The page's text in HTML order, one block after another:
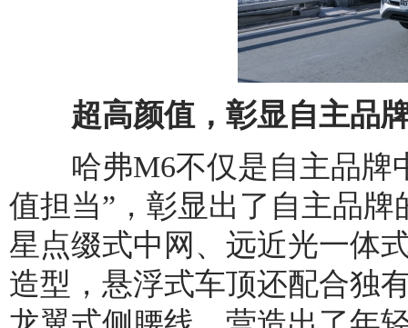
超高颜值，彰显自主品
哈弗M6不仅是自主品牌
值担当”，彰显出了自主品
星点缀式中网、远近光一体
造型，悬浮式车顶还配合独